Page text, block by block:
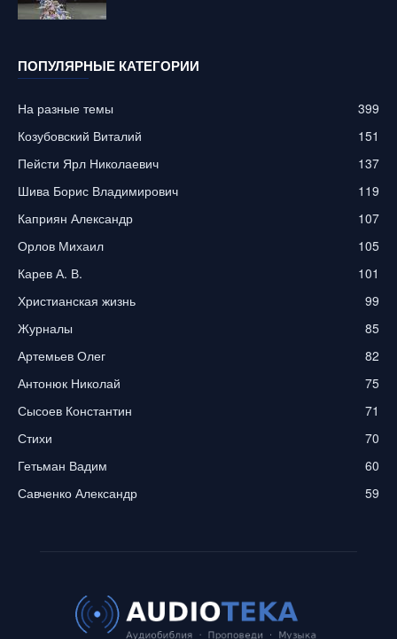
ПОПУЛЯРНЫЕ КАТЕГОРИИ
На разные темы
399
Козубовский Виталий
151
Пейсти Ярл Николаевич
137
Шива Борис Владимирович
119
Каприян Александр
107
Орлов Михаил
105
Карев А. В.
101
Христианская жизнь
99
Журналы
85
Артемьев Олег
82
Антонюк Николай
75
Сысоев Константин
71
Стихи
70
Гетьман Вадим
60
Савченко Александр
59